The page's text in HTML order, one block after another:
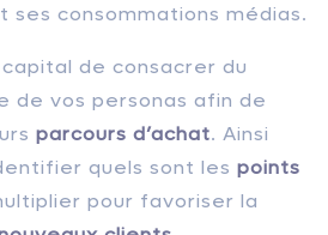
ses consommations médias.
de consacrer du
de vos personas afin de
parcours d’achat. Ainsi
quels sont les points
pour favoriser la